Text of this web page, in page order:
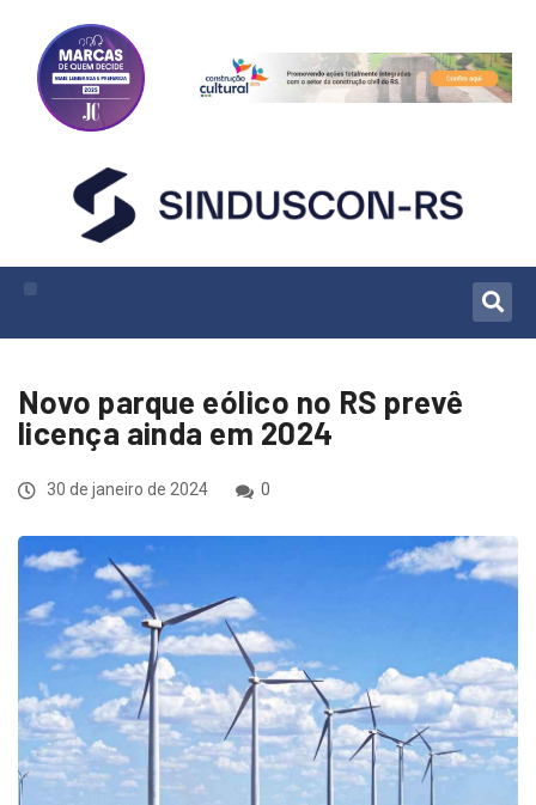
Novo parque eólico no RS prevê
licença ainda em 2024
30 de janeiro de 2024 0